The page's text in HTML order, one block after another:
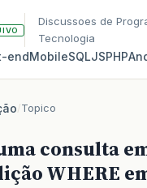
Discussoes de
Tecnologia
MobileSQLJSPHP
/Topico
consulta
WHERE